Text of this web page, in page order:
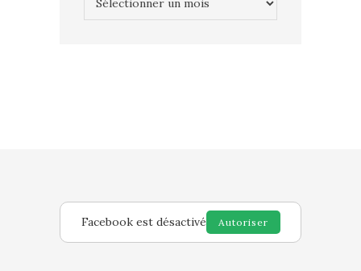
Facebook est désactivé Autoriser